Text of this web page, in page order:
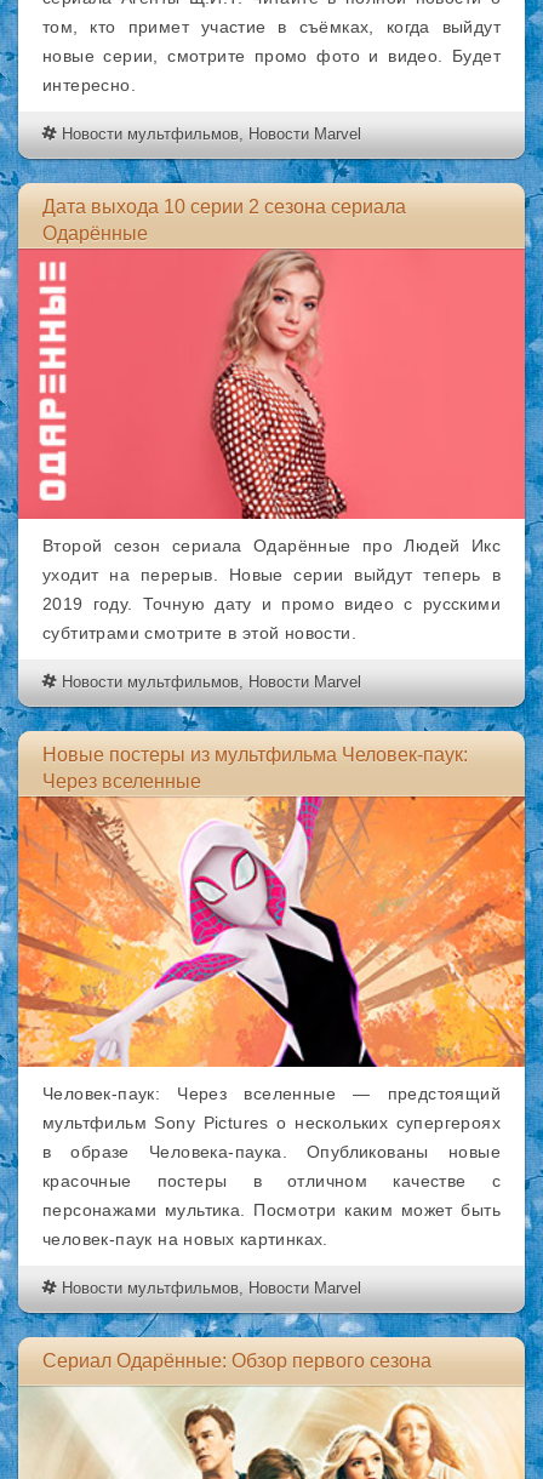
том, кто примет участие в съёмках, когда выйдут
новые серии, смотрите промо фото и видео. Будет
интересно.
Новости мультфильмов, Новости Marvel
Дата выхода 10 серии 2 сезона сериала
Одарённые
Второй сезон сериала Одарённые про Людей Икс
уходит на перерыв. Новые серии выйдут теперь в
2019 году. Точную дату и промо видео с русскими
субтитрами смотрите в этой новости.
Новости мультфильмов, Новости Marvel
Новые постеры из мультфильма Человек-паук:
Через вселенные
Человек-паук: Через вселенные — предстоящий
мультфильм Sony Pictures о нескольких супергероях
в образе Человека-паука. Опубликованы новые
красочные постеры в отличном качестве с
персонажами мультика. Посмотри каким может быть
человек-паук на новых картинках.
Новости мультфильмов, Новости Marvel
Сериал Одарённые: Обзор первого сезона